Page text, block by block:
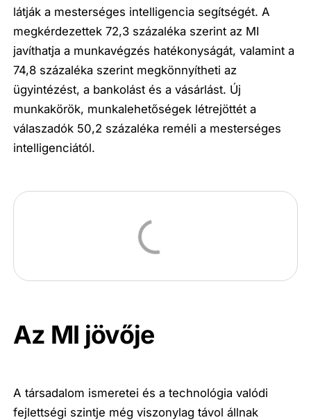
látják a mesterséges intelligencia segítségét. A
megkérdezettek 72,3 százaléka szerint az MI
javíthatja a munkavégzés hatékonyságát, valamint a
74,8 százaléka szerint megkönnyítheti az
ügyintézést, a bankolást és a vásárlást. Új
munkakörök, munkalehetőségek létrejöttét a
válaszadók 50,2 százaléka reméli a mesterséges
intelligenciától.
Az MI jövője
A társadalom ismeretei és a technológia valódi
fejlettségi szintje még viszonylag távol állnak